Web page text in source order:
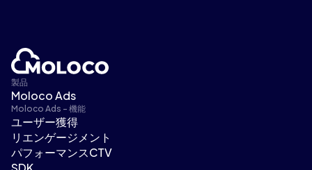
製品
Moloco Ads
Moloco Ads - 機能
ユーザー獲得
リエンゲージメント
パフォーマンスCTV